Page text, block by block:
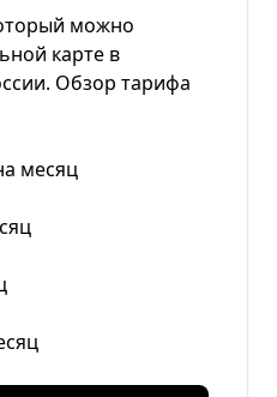
можно
карте в
Обзор тарифа
месяц